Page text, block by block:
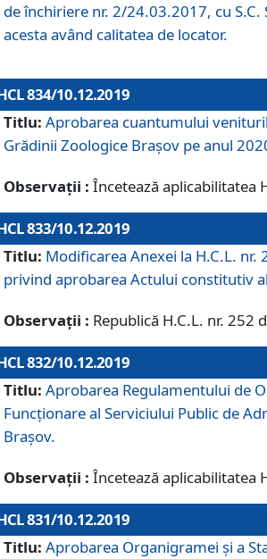
de închiriere nr. 2/24.03.2017, cu S.C.
acesta având calitatea de locator.
834/10.12.2019
Titlu: Aprobarea cuantumului
Grădinii Zoologice Braşov pe anul
Observații : Încetează aplicabilitatea
833/10.12.2019
Titlu: Modificarea Anexei la H.C.L.
privind aprobarea Actului constitutiv al
Observații : Republică H.C.L. nr. 252
832/10.12.2019
Titlu: Aprobarea Regulamentului de
Funcționare al Serviciului Public de
Brașov.
Observații : Încetează aplicabilitatea
831/10.12.2019
Titlu: Aprobarea Organigramei și a